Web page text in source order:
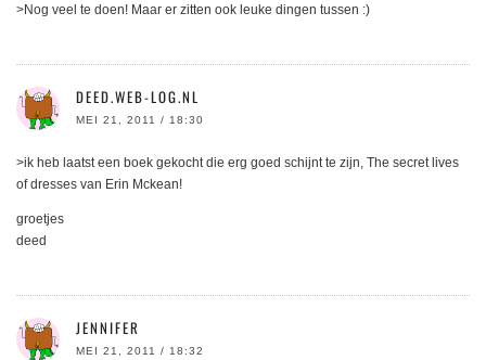
>Nog veel te doen! Maar er zitten ook leuke dingen tussen :)
DEED.WEB-LOG.NL
MEI 21, 2011 / 18:30
>ik heb laatst een boek gekocht die erg goed schijnt te zijn, The secret lives
of dresses van Erin Mckean!
groetjes
deed
JENNIFER
MEI 21, 2011 / 18:32